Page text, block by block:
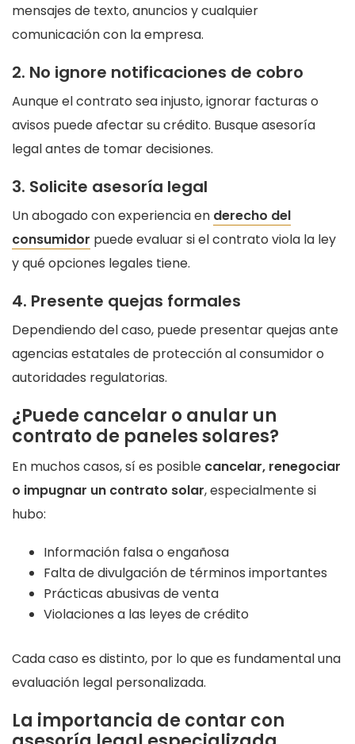
mensajes de texto, anuncios y cualquier
comunicación con la empresa.
2. No ignore notificaciones de cobro
Aunque el contrato sea injusto, ignorar facturas o
avisos puede afectar su crédito. Busque asesoría
legal antes de tomar decisiones.
3. Solicite asesoría legal
Un abogado con experiencia en derecho del
consumidor puede evaluar si el contrato viola la ley
y qué opciones legales tiene.
4. Presente quejas formales
Dependiendo del caso, puede presentar quejas ante
agencias estatales de protección al consumidor o
autoridades regulatorias.
¿Puede cancelar o anular un
contrato de paneles solares?
En muchos casos, sí es posible cancelar, renegociar
o impugnar un contrato solar, especialmente si
hubo:
Información falsa o engañosa
Falta de divulgación de términos importantes
Prácticas abusivas de venta
Violaciones a las leyes de crédito
Cada caso es distinto, por lo que es fundamental una
evaluación legal personalizada.
La importancia de contar con